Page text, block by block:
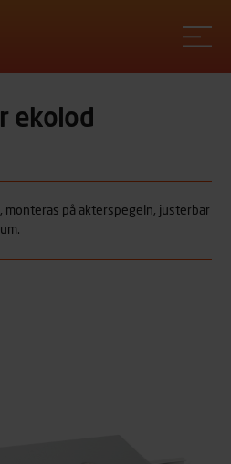
ekolod
monteras på akterspegeln, justerbar